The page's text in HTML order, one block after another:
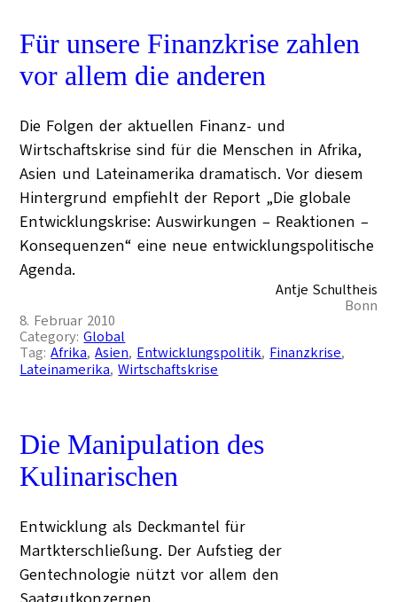
Für unsere Finanzkrise zahlen
vor allem die anderen
Die Folgen der aktuellen Finanz- und
Wirtschaftskrise sind für die Menschen in Afrika,
Asien und Lateinamerika dramatisch. Vor diesem
Hintergrund empfiehlt der Report „Die globale
Entwicklungskrise: Auswirkungen – Reaktionen –
Konsequenzen“ eine neue entwicklungspolitische
Agenda.
Antje Schultheis
Bonn
8. Februar 2010
Category:Global
Tag:Afrika, Asien, Entwicklungspolitik, Finanzkrise
Lateinamerika, Wirtschaftskrise
Die Manipulation des
Kulinarischen
Entwicklung als Deckmantel für
Martkterschließung. Der Aufstieg der
Gentechnologie nützt vor allem den